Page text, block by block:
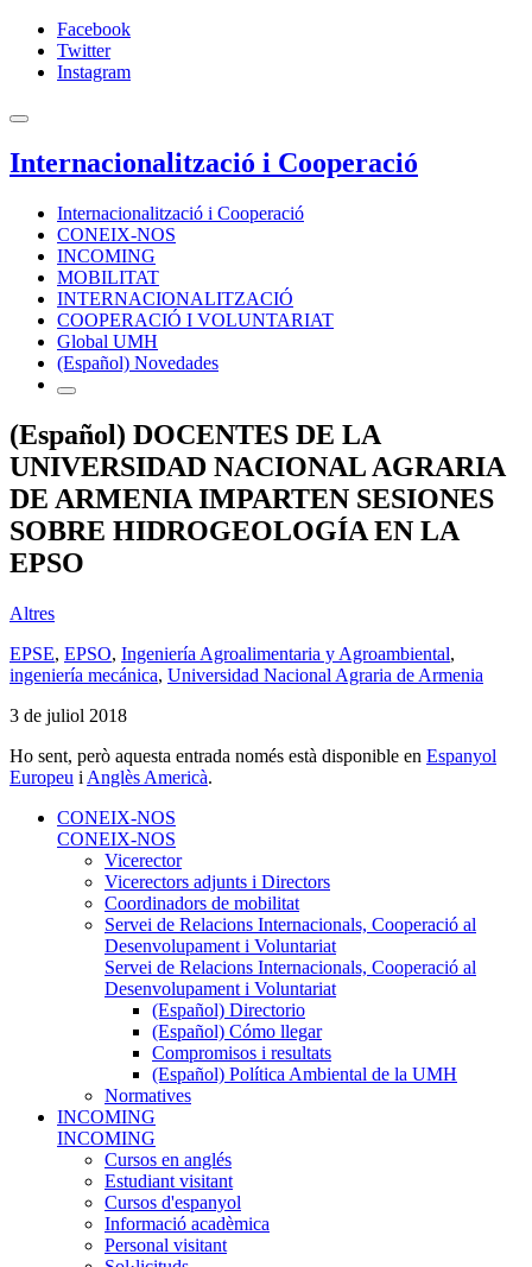
Facebook
Twitter
Instagram
Internacionalització i Cooperació
Internacionalització i Cooperació
CONEIX-NOS
INCOMING
MOBILITAT
INTERNACIONALITZACIÓ
COOPERACIÓ I VOLUNTARIAT
Global UMH
(Español) Novedades
(Español) DOCENTES DE LA
UNIVERSIDAD NACIONAL AGRARIA
DE ARMENIA IMPARTEN SESIONES
SOBRE HIDROGEOLOGÍA EN LA
EPSO
Altres
EPSE, EPSO, Ingeniería Agroalimentaria y Agroambiental,
ingeniería mecánica, Universidad Nacional Agraria de Armenia
3 de juliol 2018
Ho sent, però aquesta entrada només està disponible en Espanyol
Europeu i Anglès Americà.
CONEIX-NOS
CONEIX-NOS
Vicerector
Vicerectors adjunts i Directors
Coordinadors de mobilitat
Servei de Relacions Internacionals, Cooperació al
Desenvolupament i Voluntariat
Servei de Relacions Internacionals, Cooperació al
Desenvolupament i Voluntariat
(Español) Directorio
(Español) Cómo llegar
Compromisos i resultats
(Español) Política Ambiental de la UMH
Normatives
INCOMING
INCOMING
Cursos en anglés
Estudiant visitant
Cursos d'espanyol
Informació acadèmica
Personal visitant